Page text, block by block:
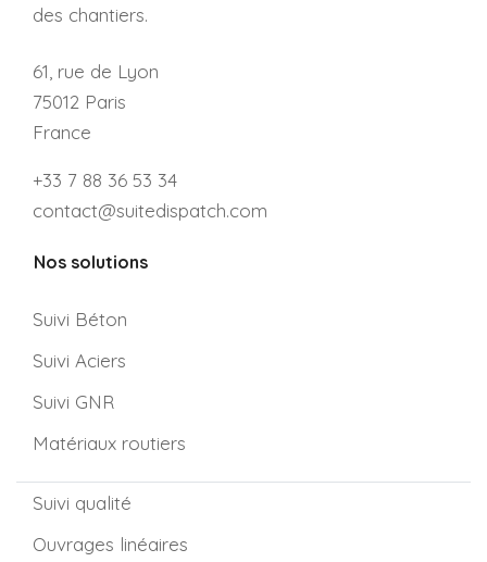
des chantiers.
61, rue de Lyon
75012 Paris
France
+33 7 88 36 53 34
contact@suitedispatch.com
Nos solutions
Suivi Béton
Suivi Aciers
Suivi GNR
Matériaux routiers
Suivi qualité
Ouvrages linéaires